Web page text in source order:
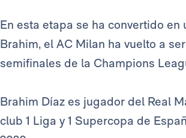
En esta etapa se ha convertido
Brahim, el AC Milan ha vuelto a
semifinales de la Champions
Brahim Díaz es jugador del Real
club 1 Liga y 1 Supercopa de